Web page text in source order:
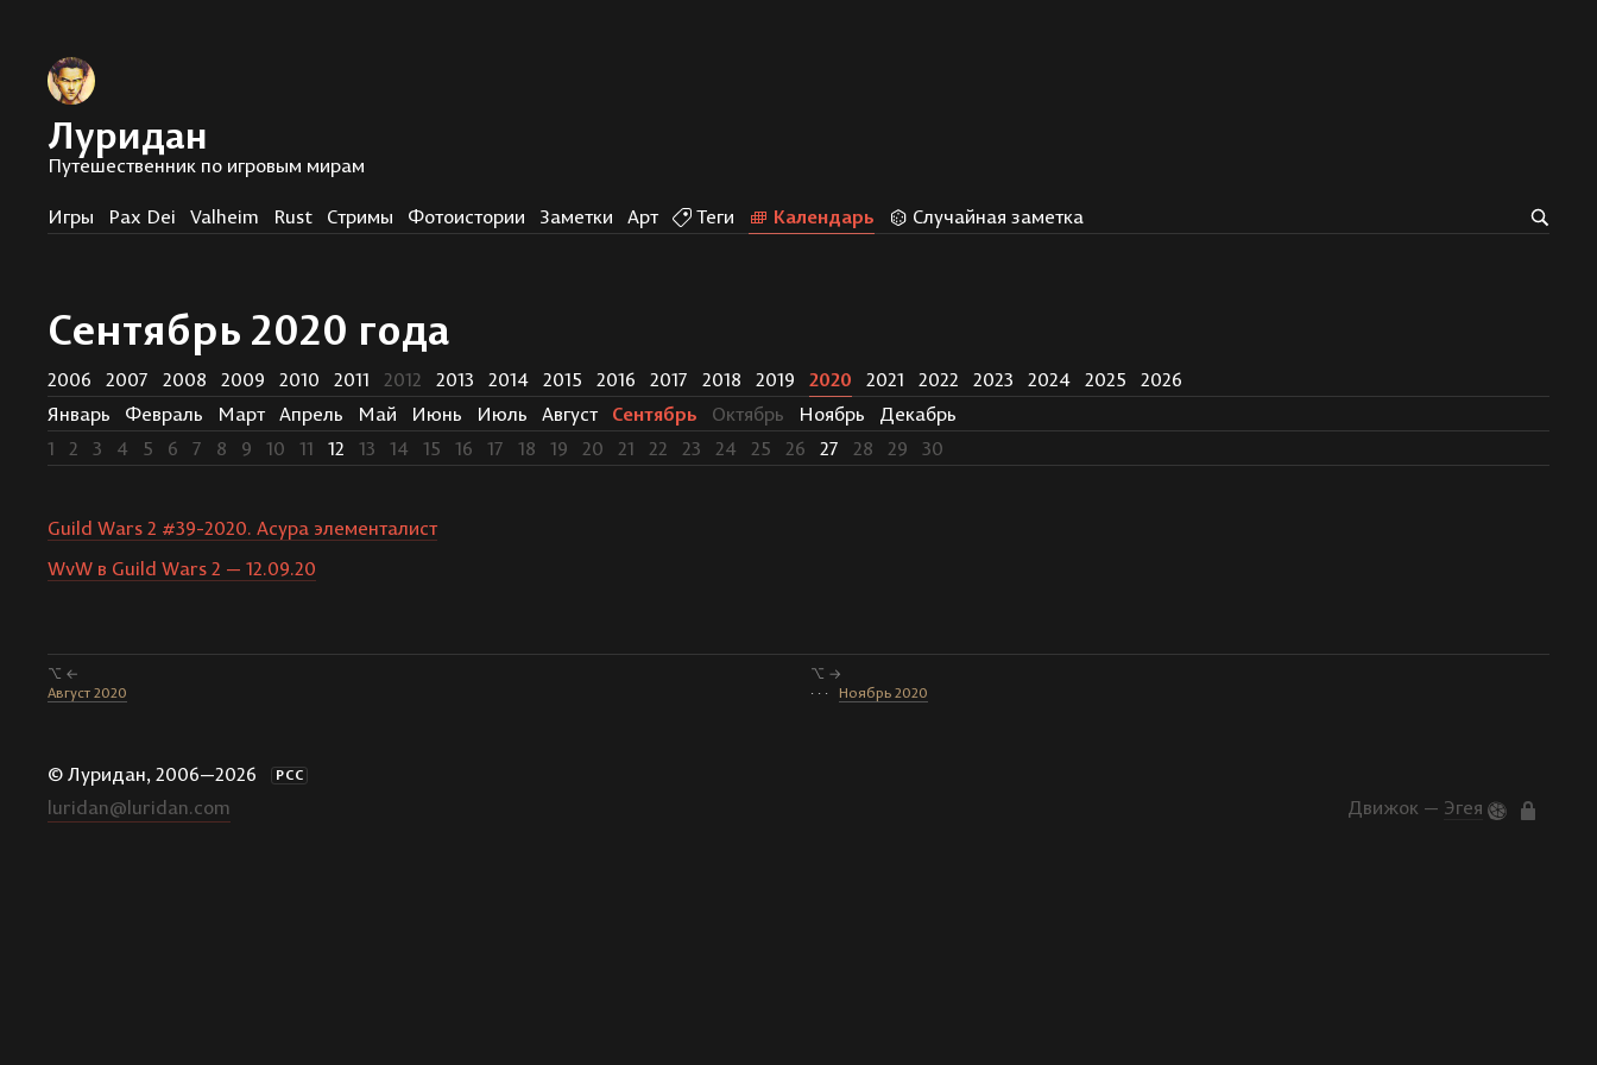
Луридан
Путешественник по игровым мирам
Игры Pax Dei Valheim Rust Стримы Фотоистории Заметки Арт Теги Календарь Случайная заметка
Сентябрь 2020 года
2006 2007 2008 2009 2010 2011 2012 2013 2014 2015 2016 2017 2018 2019 2020 2021 2022 2023 2024 2025
2026
Январь
Февраль Март Апрель Май Июнь Июль Август Сентябрь Октябрь Ноябрь
Декабрь
1
2 3 4 5 6 7 8 9 10 11 12 13 14 15 16 17 18 19 20 21 22 23 24 25 26 27 28 29 30
Guild Wars 2 #39-2020. Асура элементалист
WvW в Guild Wars 2 — 12.09.20
⌥ ←
Август 2020
⌥ →
· · · Ноябрь 2020
© Луридан, 2006—2026 РСС
luridan@luridan.com Движок — Эгея